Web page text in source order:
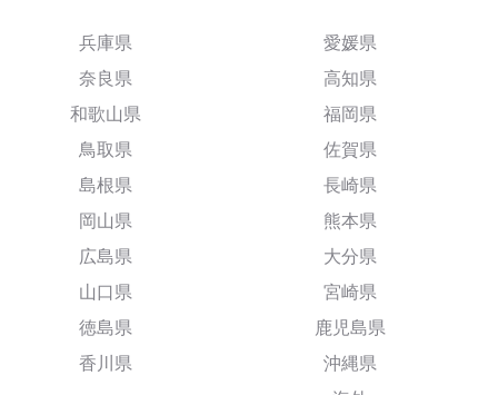
兵庫県
奈良県
和歌山県
鳥取県
島根県
岡山県
広島県
山口県
徳島県
香川県
愛媛県
高知県
福岡県
佐賀県
長崎県
熊本県
大分県
宮崎県
鹿児島県
沖縄県